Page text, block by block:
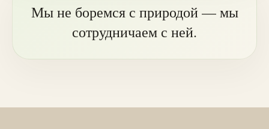
Мы не боремся с природой — мы
сотрудничаем с ней.